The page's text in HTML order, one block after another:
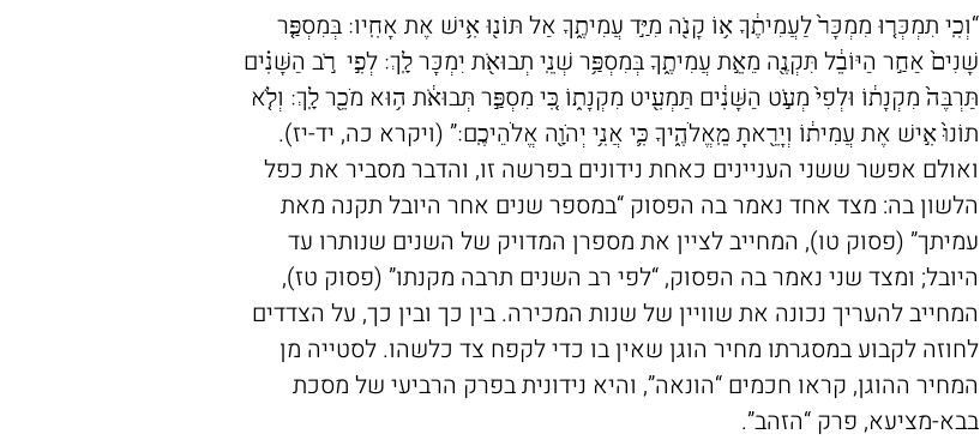
“וְכִֽי תִמְכְּר֤וּ מִמְכָּר֙ לַעֲמִיתֶ֔ךָ א֥וֹ קָנֹ֖ה מִיַּ֣ד עֲמִיתֶ֑ךָ אַל תּוֹנ֖וּ אִ֥ישׁ אֶת אָחִֽיו׃ בְּמִסְפַּ֤ר
שָׁנִים֙ אַחַ֣ר הַיּוֹבֵ֔ל תִּקְנֶ֖ה מֵאֵ֣ת עֲמִיתֶ֑ךָ בְּמִסְפַּ֥ר שְׁנֵֽי תְבוּאֹ֖ת יִמְכׇּר לָֽךְ׃ לְפִ֣י רֹ֣ב הַשָּׁנִ֗ים
תַּרְבֶּה֙ מִקְנָת֔וֹ וּלְפִי֙ מְעֹ֣ט הַשָּׁנִ֔ים תַּמְעִ֖יט מִקְנָת֑וֹ כִּ֚י מִסְפַּ֣ר תְּבוּאֹ֔ת ה֥וּא מֹכֵ֖ר לָֽךְ׃ וְלֹ֤א
תוֹנוּ֙ אִ֣ישׁ אֶת עֲמִית֔וֹ וְיָרֵ֖אתָ מֵֽאֱלֹהֶ֑יךָ כִּ֛י אֲנִ֥י יְהֹוָ֖ה אֱלֹהֵיכֶֽם׃” (ויקרא כה, יד-יז).
ואולם אפשר ששני העניינים כאחת נידונים בפרשה זו, והדבר מסביר את כפל
הלשון בה: מצד אחד נאמר בה הפסוק “במספר שנים אחר היובל תקנה מאת
עמיתך” (פסוק טו), המחייב לציין את מספרן המדויק של השנים שנותרו עד
היובל; ומצד שני נאמר בה הפסוק, “לפי רב השנים תרבה מקנתו” (פסוק טז),
המחייב להעריך נכונה את שוויין של שנות המכירה. בין כך ובין כך, על הצדדים
לחוזה לקבוע במסגרתו מחיר הוגן שאין בו כדי לקפח צד כלשהו. לסטייה מן
המחיר ההוגן, קראו חכמים “הונאה”, והיא נידונית בפרק הרביעי של מסכת
בבא-מציעא, פרק “הזהב”.